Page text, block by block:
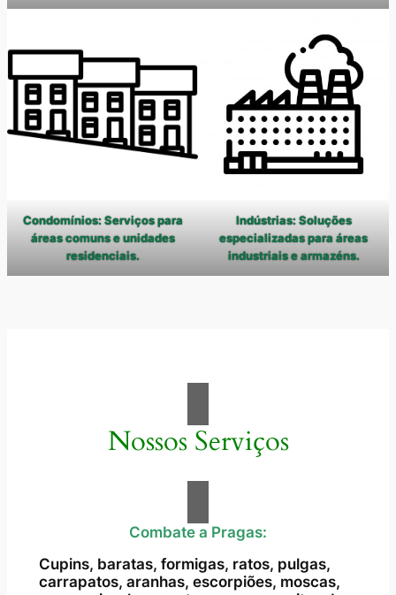
Condomínios: Serviços para
áreas comuns e unidades
residenciais.
Indústrias: Soluções
especializadas para áreas
industriais e armazéns.
Nossos Serviços
Combate a Pragas:
Cupins, baratas, formigas, ratos, pulgas,
carrapatos, aranhas, escorpiões, moscas,